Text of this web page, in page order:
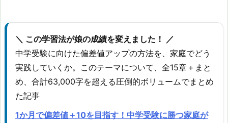
＼ この学習法が娘の成績を変えました！ ／
中学受験に向けた偏差値アップの方法を、家庭でどう
実践していくか。このテーマについて、全15章＋まと
め、合計63,000字を超える圧倒的ボリュームでまとめ
た記事
1か月で偏差値＋10を目指す！中学受験に勝つ家庭が